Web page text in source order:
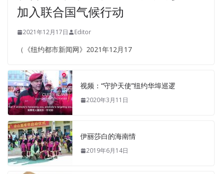
加入联合国气候行动
2021年12月17日 Editor
（《纽约都市新闻网》2021年12月17
视频：“守护天使”纽约华埠巡逻
2020年3月11日
伊丽莎白的海南情
2019年6月14日